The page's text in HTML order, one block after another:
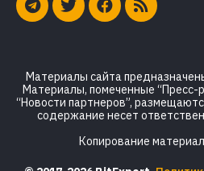
Материалы сайта
Материалы, помеченные “Пресс-
“Новости партнеров”,
содержание несет
Копирование